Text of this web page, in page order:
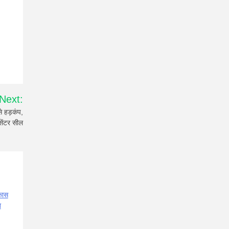
Next:
हड़कंप,
सील